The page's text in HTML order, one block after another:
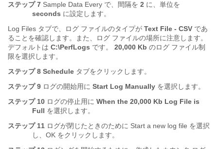
ステップ 7 Sample Data Every で、間隔を 2 に、単位を
seconds に設定します。
Log Files タブで、ログ ファイルのタイプが Text File - CSV であ
ることを確認します。また、ログ ファイルの場所に注意します。
デフォルトは C:\PerfLogs です。 20,000 Kb のログ ファイル制
限を選択します。
ステップ 8 Schedule タブをクリックします。
ステップ 9 ログの開始用に Start Log Manually を選択します。
ステップ 10 ログの停止用に When the 20,000 Kb Log File is
Full を選択します。
ステップ 11 ログが閉じたときのために Start a new log file を選択
し、OK をクリックします。